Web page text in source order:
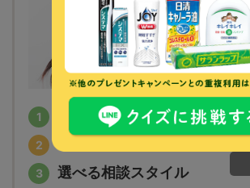
ご相談は何度でも無料
選べる相談スタイル